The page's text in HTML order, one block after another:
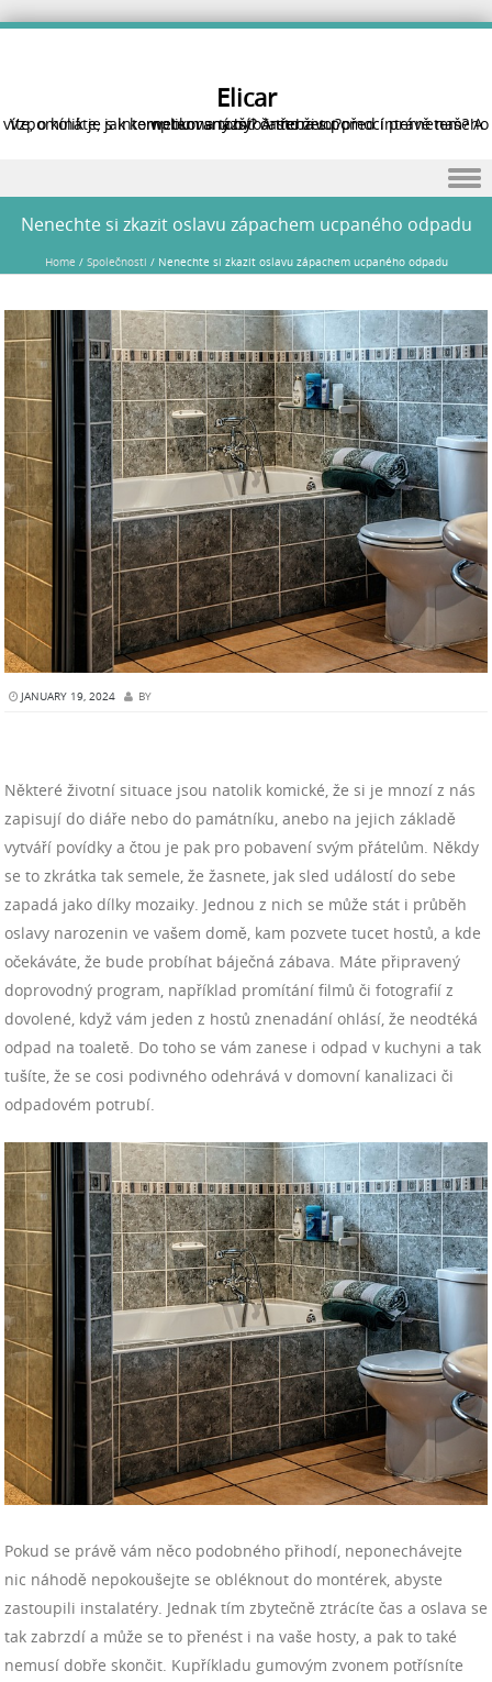
Elicar
Vzpomínáte, jak komplikovaný byl často život před internetem? A víte, o kolik je s internetem snazší? A třeba s pomocí právě našeho webu na tomto internetu?
Nenechte si zkazit oslavu zápachem ucpaného odpadu
Home /Společnosti / Nenechte si zkazit oslavu zápachem ucpaného odpadu
JANUARY 19, 2024 BY
Některé životní situace jsou natolik komické, že si je mnozí z nás
zapisují do diáře nebo do památníku, anebo na jejich základě
vytváří povídky a čtou je pak pro pobavení svým přátelům. Někdy
se to zkrátka tak semele, že žasnete, jak sled událostí do sebe
zapadá jako dílky mozaiky. Jednou z nich se může stát i průběh
oslavy narozenin ve vašem domě, kam pozvete tucet hostů, a kde
očekáváte, že bude probíhat báječná zábava. Máte připravený
doprovodný program, například promítání filmů či fotografií z
dovolené, když vám jeden z hostů znenadání ohlásí, že neodtéká
odpad na toaletě. Do toho se vám zanese i odpad v kuchyni a tak
tušíte, že se cosi podivného odehrává v domovní kanalizaci či
odpadovém potrubí.
Pokud se právě vám něco podobného přihodí, neponechávejte
nic náhodě nepokoušejte se obléknout do montérek, abyste
zastoupili instalatéry. Jednak tím zbytečně ztrácíte čas a oslava se
tak zabrzdí a může se to přenést i na vaše hosty, a pak to také
nemusí dobře skončit. Kupříkladu gumovým zvonem potřísníte